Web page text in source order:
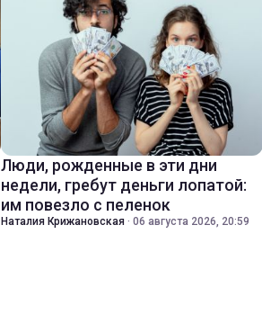
Люди, рожденные в эти дни
недели, гребут деньги лопатой:
им повезло с пеленок
Наталия Крижановская · 06 августа 2026, 20:59